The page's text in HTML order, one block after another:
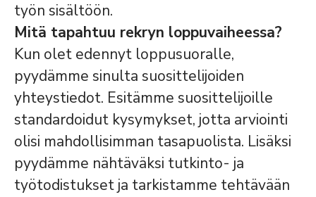
työn sisältöön.
Mitä tapahtuu rekryn loppuvaiheessa?
Kun olet edennyt loppusuoralle,
pyydämme sinulta suosittelijoiden
yhteystiedot. Esitämme suosittelijoille
standardoidut kysymykset, jotta arviointi
olisi mahdollisimman tasapuolista. Lisäksi
pyydämme nähtäväksi tutkinto- ja
työtodistukset ja tarkistamme tehtävään